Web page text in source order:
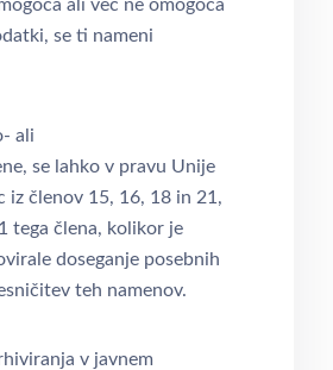
ali več ne omogoča
se ti nameni
ali
se lahko v pravu Unije
iz členov 15, 16, 18 in 21,
tega člena, kolikor je
doseganje posebnih
teh namenov.
v javnem